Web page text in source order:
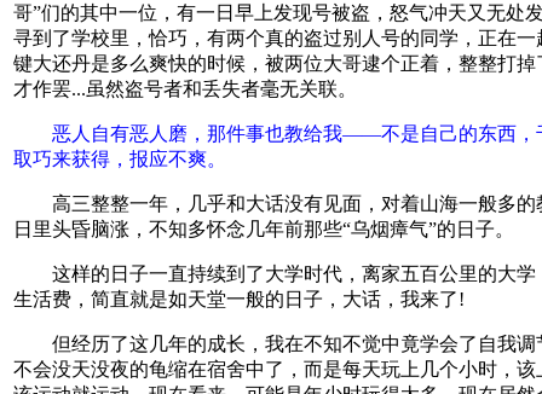
哥”们的其中一位，有一日早上发现号被盗，怒气冲天又无处
寻到了学校里，恰巧，有两个真的盗过别人号的同学，正在一
键大还丹是多么爽快的时候，被两位大哥逮个正着，整整打掉
才作罢...虽然盗号者和丢失者毫无关联。
恶人自有恶人磨，那件事也教给我——不是自己的东西，
取巧来获得，报应不爽。
高三整整一年，几乎和大话没有见面，对着山海一般多的
日里头昏脑涨，不知多怀念几年前那些“乌烟瘴气”的日子。
这样的日子一直持续到了大学时代，离家五百公里的大学
生活费，简直就是如天堂一般的日子，大话，我来了!
但经历了这几年的成长，我在不知不觉中竟学会了自我调
不会没天没夜的龟缩在宿舍中了，而是每天玩上几个小时，该